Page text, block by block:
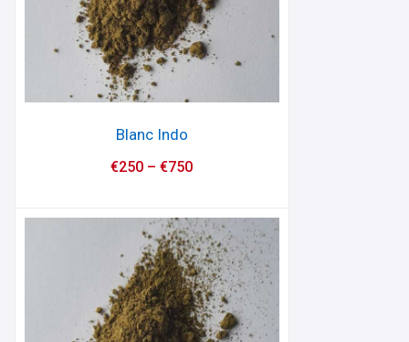
Blanc Indo
€250 –€750